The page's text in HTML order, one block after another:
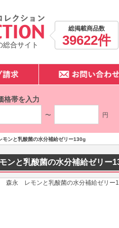
総合サイト
総掲載商品数
39622件
格帯を入力
〜 円
ンと乳酸菌の水分補給ゼリー130g
ンと乳酸菌の水分補給ゼリー